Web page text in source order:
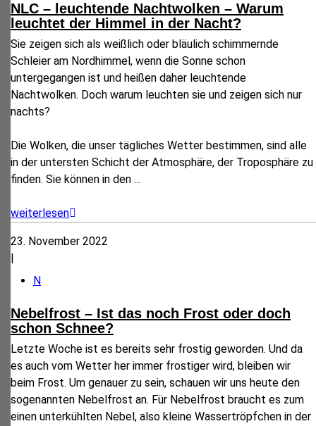
NLC – leuchtende Nachtwolken – Warum
leuchtet der Himmel in der Nacht?
Sie zeigen sich als weißlich oder bläulich schimmernde
Schleier am Nordhimmel, wenn die Sonne schon
untergegangen ist und heißen daher leuchtende
Nachtwolken. Doch warum leuchten sie und zeigen sich nur
nachts?
Die Wolken, die unser tägliches Wetter bestimmen, sind alle
in der untersten Schicht der Atmosphäre, der Troposphäre zu
finden. Sie können in den …
weiterlesen
23. November 2022
|
N
Nebelfrost – Ist das noch Frost oder doch
schon Schnee?
Letzte Woche ist es bereits sehr frostig geworden. Und da
es auch vom Wetter her immer frostiger wird, bleiben wir
beim Frost. Um genauer zu sein, schauen wir uns heute den
sogenannten Nebelfrost an. Für Nebelfrost braucht es zum
einen unterkühlten Nebel, also kleine Wassertröpfchen in der